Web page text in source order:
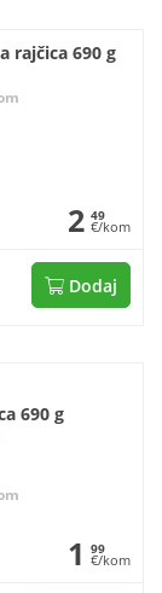
rajčica 690 g
2 49
€/kom
Dodaj
690 g
1 99
€/kom